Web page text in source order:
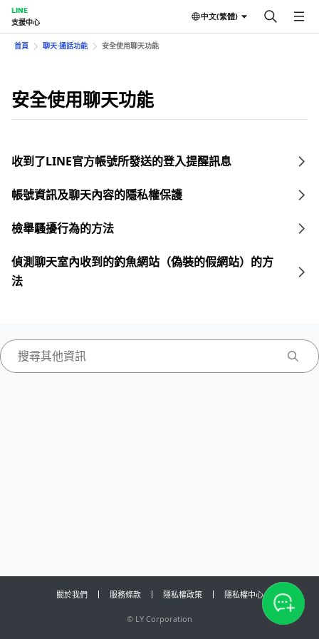
LINE
支援中心
中文(繁體)
首頁 聊天⋅通話功能 安全使用聊天功能
安全使用聊天功能
收到了LINE官方帳號所發送的登入提醒訊息
帳號資訊及聊天內容的隱私權保護
檢舉騷擾行為的方法
偵測聊天室內收到的釣魚網站（偽裝的假網站）的方
法
關於我們 服務條款 隱私權政策 隱私權中心
© LY Corporation